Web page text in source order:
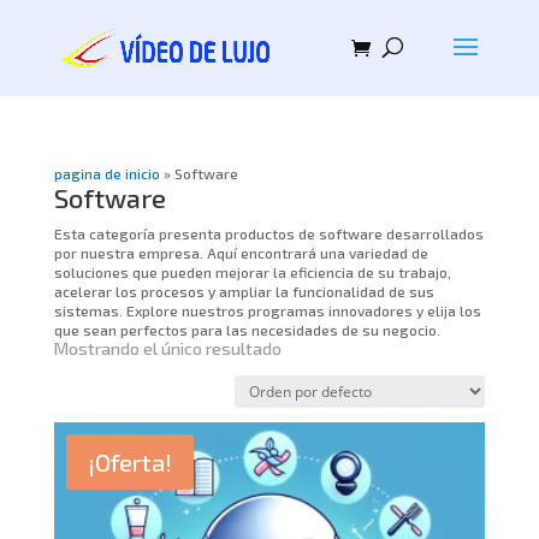
pagina de inicio » Software
Software
Esta categoría presenta productos de software desarrollados
por nuestra empresa. Aquí encontrará una variedad de
soluciones que pueden mejorar la eficiencia de su trabajo,
acelerar los procesos y ampliar la funcionalidad de sus
sistemas. Explore nuestros programas innovadores y elija los
que sean perfectos para las necesidades de su negocio.
Mostrando el único resultado
¡Oferta!